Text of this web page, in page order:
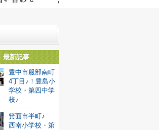
最新記事
豊中市服部南町
4丁目♪！豊島小
学校・第四中学
校♪
箕面市半町♪
西南小学校・第